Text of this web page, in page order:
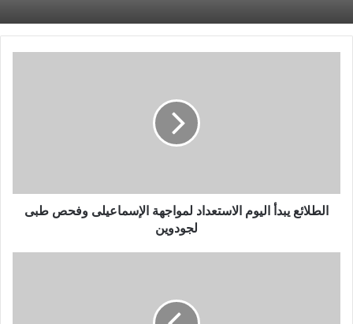
لجودوين
الطلائع يبدأ اليوم الاستعداد لمواجهة الإسماعيلى وفحص طبى
لجودوين